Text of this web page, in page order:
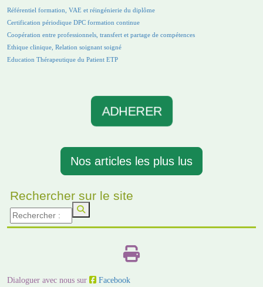
Référentiel formation, VAE et réingénierie du diplôme
Certification périodique DPC formation continue
Coopération entre professionnels, transfert et partage de compétences
Ethique clinique, Relation soignant soigné
Education Thérapeutique du Patient ETP
ADHERER
Nos articles les plus lus
Rechercher sur le site
Dialoguer avec nous sur
Facebook